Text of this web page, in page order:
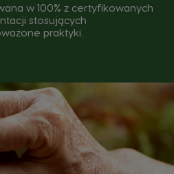
w 100% z certyfikowanych
stosujących
praktyki.